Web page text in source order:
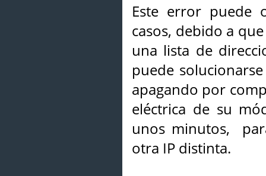
Este error puede
casos, debido a
una lista de
puede
apagando por
eléctrica de su
unos minutos,
otra IP distinta.